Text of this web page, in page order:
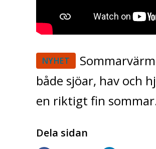
NYHET
både sjöar, hav och
en riktigt fin
Dela sidan